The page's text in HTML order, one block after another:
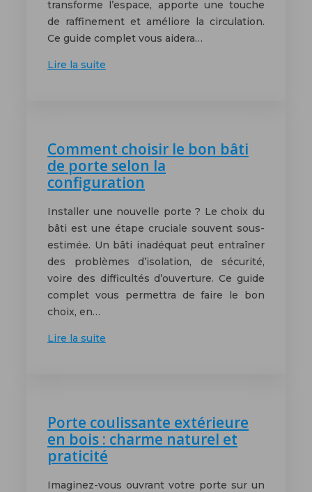
transforme l’espace, apporte une touche
de raffinement et améliore la circulation.
Ce guide complet vous aidera…
Lire la suite
Comment choisir le bon bâti
de porte selon la
configuration
Installer une nouvelle porte ? Le choix du
bâti est une étape cruciale souvent sous-
estimée. Un bâti inadéquat peut entraîner
des problèmes d’isolation, de sécurité,
voire des difficultés d’ouverture. Ce guide
complet vous permettra de faire le bon
choix, en…
Lire la suite
Porte coulissante extérieure
en bois : charme naturel et
praticité
Imaginez-vous ouvrant votre porte sur un